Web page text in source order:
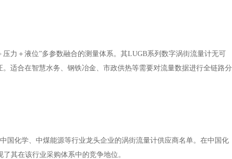
力＋液位”多参数融合的测量体系。其LUGB系列数字涡街流量计无可
适合在智慧水务、钢铁冶金、市政供热等需要对流量数据进行全链路分
国化学、中煤能源等行业龙头企业的涡街流量计供应商名单。在中国化
其在该行业采购体系中的竞争地位。